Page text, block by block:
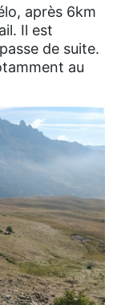
après 6km
Il est
de suite.
au